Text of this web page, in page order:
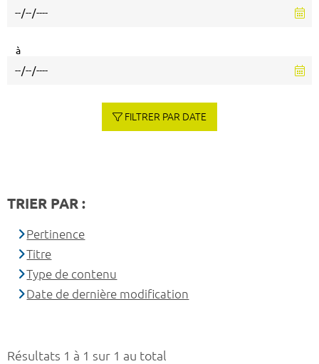
Résultats 1 à 1 sur 1 au total
à
FILTRER PAR DATE
TRIER PAR :
Pertinence
Titre
Type de contenu
Date de dernière modification